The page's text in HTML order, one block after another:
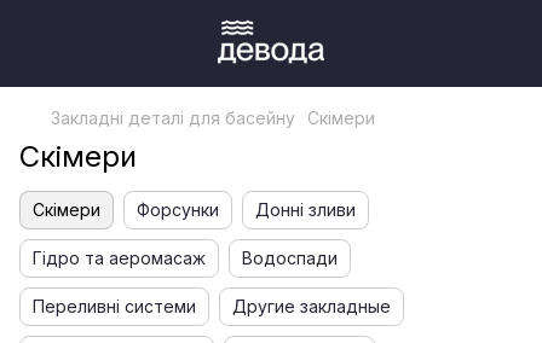
Закладні деталі для басейну Скімери
Скімери
Скімери Форсунки Донні зливи
Гідро та аеромасаж Водоспади
Переливні системи Другие закладные